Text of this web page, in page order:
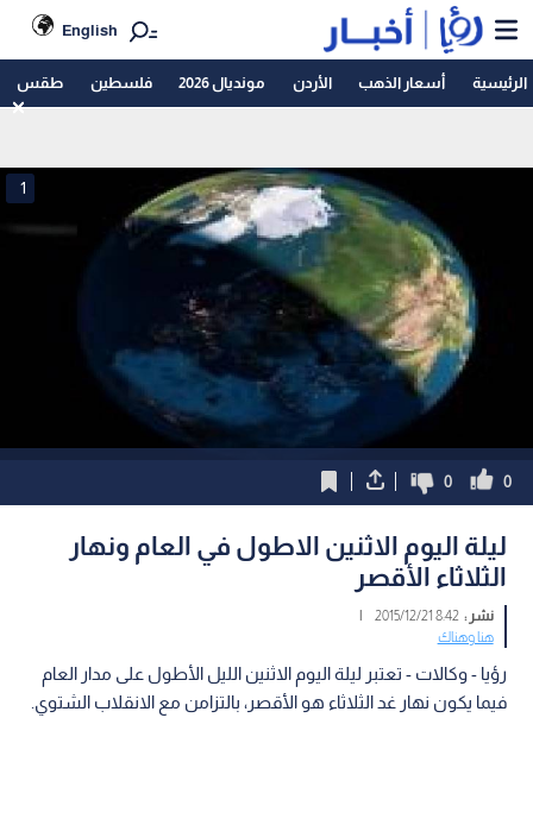
English
الرئيسية أسعار الذهب الأردن مونديال 2026 فلسطين طقس
1
0
0
ليلة اليوم الاثنين الاطول في العام ونهار
الثلاثاء الأقصر
نشر :8:42 2015/12/21
|
هنا وهناك
رؤيا - وكالات - تعتبر ليلة اليوم الاثنين الليل الأطول على مدار العام
فيما يكون نهار غد الثلاثاء هو الأقصر، بالتزامن مع الانقلاب الشتوي.